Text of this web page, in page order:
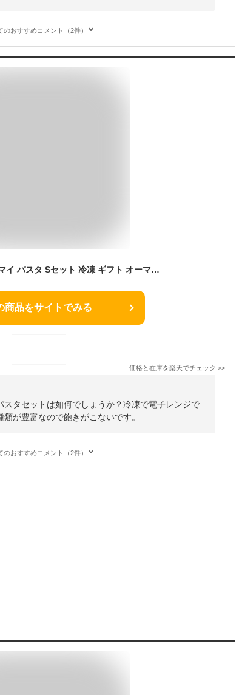
のおすすめコメント（2件）
nippn ニップン オーマイ パスタ Sセット 冷凍 ギフト オーマイプレミアム オーマイパスタ 組合せ自由 麺 スパゲティ 簡単 調理 保存食 非常食 レンジ 仕送り プレゼント 詰め合わせ セット 送料無料 ランチ 夕食 昼食 夜食 ボロネーゼ
商品をサイトでみる
価格と在庫を楽天でチェック >>
タセットは如何でしょうか？冷凍で電子レンジで
が豊富なので飽きがこないです。
のおすすめコメント（2件）